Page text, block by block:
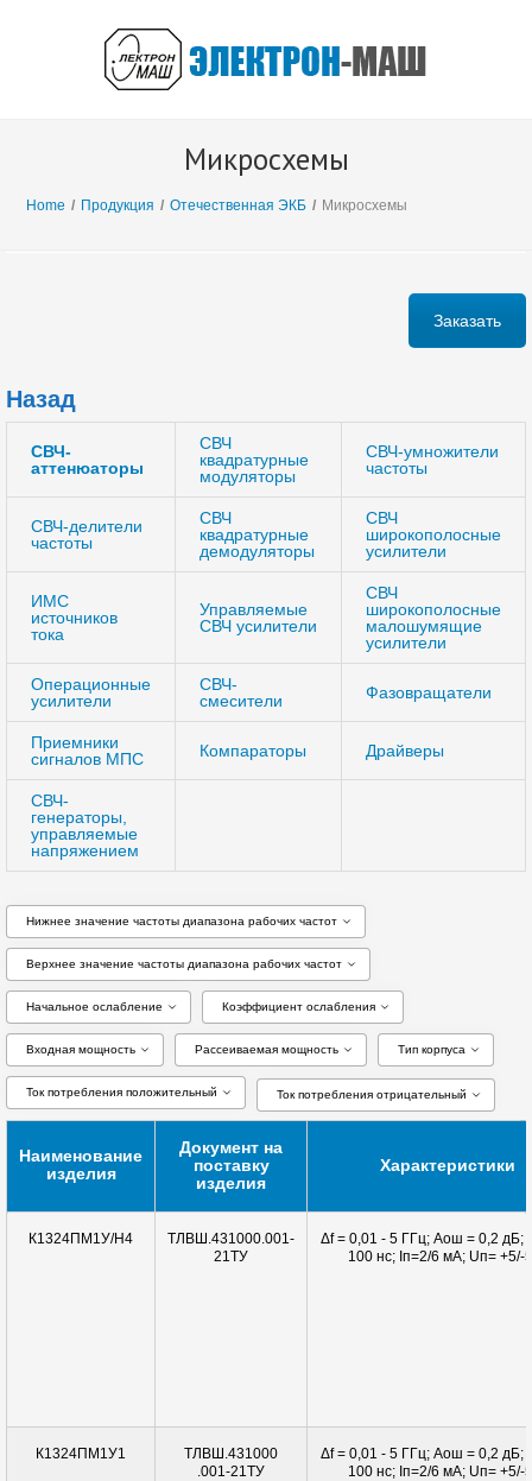
Микросхемы
Home / Продукция / Отечественная ЭКБ / Микросхемы
Заказать
Назад
СВЧ-
аттенюаторы
СВЧ
квадратурные
модуляторы
СВЧ-умножители
частоты
СВЧ-делители
частоты
СВЧ
квадратурные
демодуляторы
СВЧ
широкополосные
усилители
ИМС
источников
тока
Управляемые
СВЧ усилители
СВЧ
широкополосные
малошумящие
усилители
Операционные
усилители
СВЧ-
смесители
Фазовращатели
Приемники
сигналов МПС
Компараторы Драйверы
СВЧ-
генераторы,
управляемые
напряжением
Нижнее значение частоты диапазона рабочих частот
Верхнее значение частоты диапазона рабочих частот
Начальное ослабление Коэффициент ослабления
Входная мощность Рассеиваемая мощность Тип корпуса
Ток потребления положительный Ток потребления отрицательный
Наименование
изделия
Документ на
поставку
изделия
Характеристики
К1324ПМ1У/H4
ТЛВШ.431000.001-
21ТУ
Δf = 0,01 - 5 ГГц; Aош = 0,2 дБ;
100 нс; Iп=2/6 мА; Uп= +5/-
К1324ПМ1У1
ТЛВШ.431000
.001-21ТУ
Δf = 0,01 - 5 ГГц; Aош = 0,2 дБ;
100 нс; Iп=2/6 мА; Uп= +5/-